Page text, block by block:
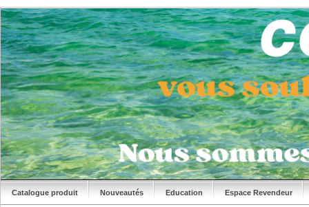
Catalogue produit Nouveautés Education Espace Revendeur